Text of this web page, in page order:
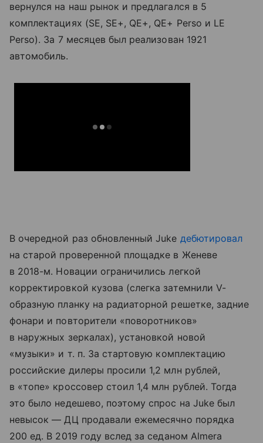
вернулся на наш рынок и предлагался в 5
комплектациях (SE, SE+, QE+, QE+ Perso и LE
Perso). За 7 месяцев был реализован 1921
автомобиль.
В очередной раз обновленный Juke дебютировал
на старой проверенной площадке в Женеве
в 2018-м. Новации ограничились легкой
корректировкой кузова (слегка затемнили V-
образную планку на радиаторной решетке, задние
фонари и повторители «поворотников»
в наружных зеркалах), установкой новой
«музыки» и т. п. За стартовую комплектацию
российские дилеры просили 1,2 млн рублей,
в «топе» кроссовер стоил 1,4 млн рублей. Тогда
это было недешево, поэтому спрос на Juke был
невысок — ДЦ продавали ежемесячно порядка
200 ед. В 2019 году вслед за седаном Almera